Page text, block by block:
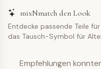
mixNmatch den Look
Entdecke passende Teile
das Tausch-Symbol für
Empfehlungen